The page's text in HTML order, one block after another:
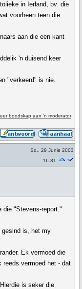
in Ierland, bv. die
voorheen teen die
aan die een kant
'n duisend keer
"verkeerd" is nie.
boodskap aan 'n moderator
So., 29 Junie 2003
16:31
die "Stevens-report."
gesind is, het my
Ek vermoed die
reeds vermoed het - dat
is seker die